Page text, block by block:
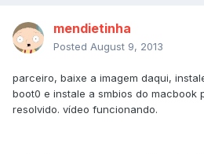
mendietinha
Posted August 9, 2013
parceiro, baixe a imagem daqui,
boot0 e instale a smbios do macbook
resolvido. vídeo funcionando.